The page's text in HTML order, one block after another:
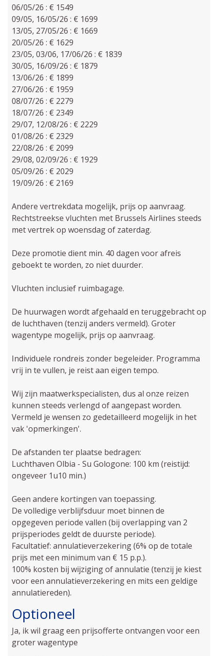
06/05/26 : € 1549
09/05, 16/05/26 : € 1699
13/05, 27/05/26 : € 1669
20/05/26 : € 1629
23/05, 03/06, 17/06/26 : € 1839
30/05, 16/09/26 : € 1879
13/06/26 : € 1899
27/06/26 : € 1959
08/07/26 : € 2279
18/07/26 : € 2349
29/07, 12/08/26 : € 2229
01/08/26 : € 2329
22/08/26 : € 2099
29/08, 02/09/26 : € 1929
05/09/26 : € 2029
19/09/26 : € 2169
Andere vertrekdata mogelijk, prijs op aanvraag.
Rechtstreekse vluchten met Brussels Airlines steeds
met vertrek op woensdag of zaterdag.
Deze promotie dient min. 40 dagen voor afreis
geboekt te worden, zo niet duurder.
Vluchten inclusief ruimbagage.
De huurwagen wordt afgehaald en teruggebracht op
de luchthaven (tenzij anders vermeld). Groter
wagentype mogelijk, prijs op aanvraag.
Individuele rondreis zonder begeleider. Programma
vrij in te vullen, je reist aan eigen tempo.
Wij zijn maatwerkspecialisten, dus al onze reizen
kunnen steeds verlengd of aangepast worden.
Vermeld je wensen zo gedetailleerd mogelijk in het
vak 'opmerkingen'.
De afstanden ter plaatse bedragen:
Luchthaven Olbia - Su Gologone: 100 km (reistijd:
ongeveer 1u10 min.)
Geen andere kortingen van toepassing.
De volledige verblijfsduur moet binnen de
opgegeven periode vallen (bij overlapping van 2
prijsperiodes geldt de duurste periode).
Facultatief: annulatieverzekering (6% op de totale
prijs met een minimum van € 15 p.p.).
100% kosten bij wijziging of annulatie (tenzij je kiest
voor een annulatieverzekering en mits een geldige
annulatiereden).
Optioneel
Ja, ik wil graag een prijsofferte ontvangen voor een
groter wagentype